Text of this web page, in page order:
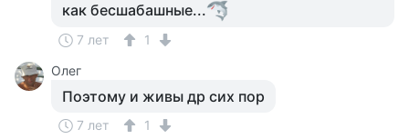
как бесшабашные...
7 лет
1
Олег
Поэтому и живы др сих пор
7 лет 1